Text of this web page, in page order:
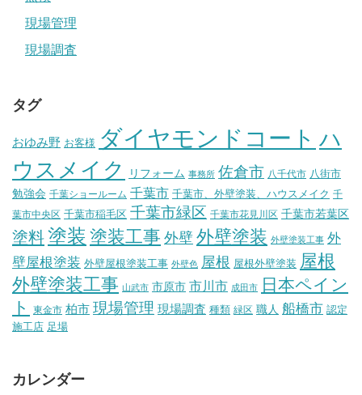
現場管理
現場調査
タグ
おゆみ野 お客様 ダイヤモンドコート ハ
ウスメイク
リフォーム 事務所 佐倉市 八千代市 八街市
勉強会 千葉ショールーム 千葉市 千葉市、外壁塗装、ハウスメイク 千
葉市中央区 千葉市稲毛区 千葉市緑区 千葉市花見川区 千葉市若葉区
塗料塗装 塗装工事 外壁 外壁塗装 外壁塗装工事 外
壁屋根塗装 外壁屋根塗装工事 外壁色 屋根 屋根外壁塗装 屋根
外壁塗装工事 山武市 市原市 市川市 成田市
日本ペイン
ト
東金市 柏市 現場管理 現場調査 種類 緑区 職人 船橋市 認定
施工店 足場
カレンダー